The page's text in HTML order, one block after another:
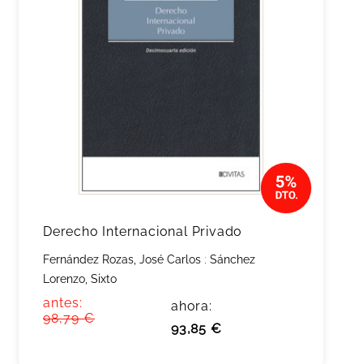
Derecho Internacional Privado
Fernández Rozas, José Carlos ; Sánchez
Lorenzo, Sixto
antes:
98,79 €
ahora:
93,85 €